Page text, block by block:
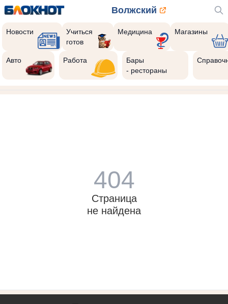
Волжский
Новости
Учиться
готов
Медицина Магазины
Авто Работа
Бары
- рестораны
404
Страница
не найдена